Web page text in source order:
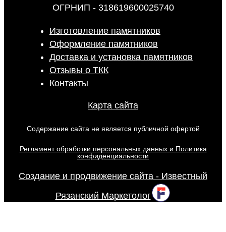
ОГРНИП - 318619600025740
Изготовление памятников
Оформление памятников
Доставка и установка памятников
Отзывы о ТКК
Контакты
Карта сайта
Содержание сайта не является публичной офертой
Регламент обработки персональных данных и Политика
конфиденциальности
Создание и продвижение сайта - Известный
Рязанский Маркетолог